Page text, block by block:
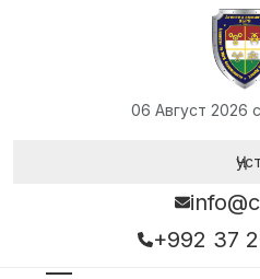
06 Август 2026
+992 37